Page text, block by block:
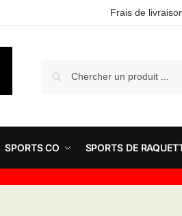
Frais de
SPORTS CO SPORTS DE